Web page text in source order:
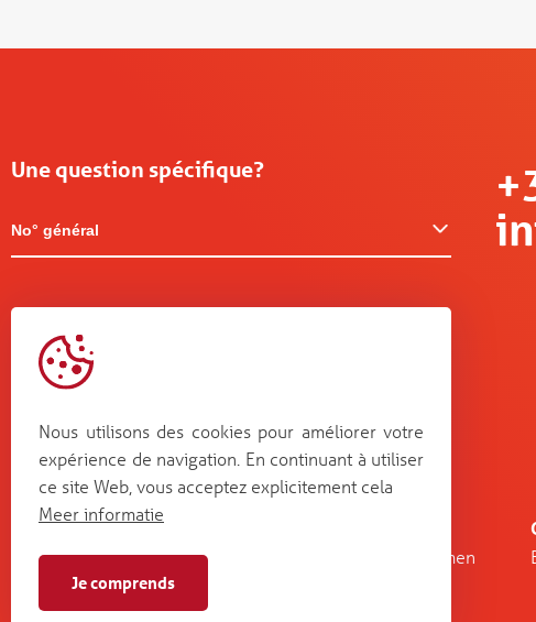
Une question spécifique?
No° général
Kruisboommolenstraat 13
B-8800 Roeselare
B-3560 Lummen
Nous utilisons des cookies pour améliorer votre
expérience de navigation. En continuant à utiliser
ce site Web, vous acceptez explicitement cela
Meer informatie
Je comprends